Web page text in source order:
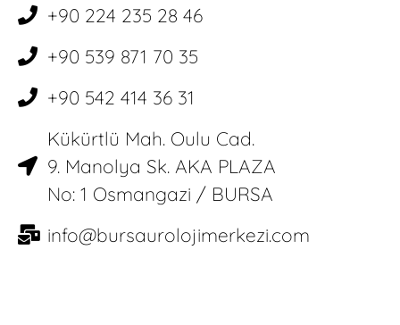
+90 224 235 28 46
+90 539 871 70 35
+90 542 414 36 31
Kükürtlü Mah. Oulu Cad.
9. Manolya Sk. AKA PLAZA
No: 1 Osmangazi / BURSA
info@bursaurolojimerkezi.com